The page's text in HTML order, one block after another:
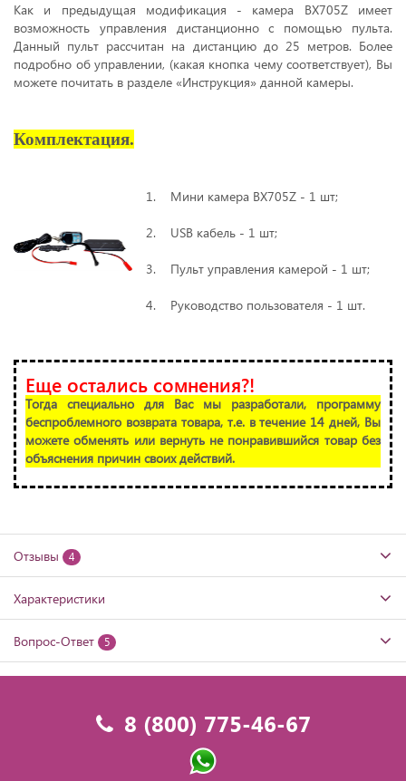
Как и предыдущая модификация - камера BX705Z имеет
возможность управления дистанционно с помощью пульта.
Данный пульт рассчитан на дистанцию до 25 метров. Более
подробно об управлении, (какая кнопка чему соответствует), Вы
можете почитать в разделе «Инструкция» данной камеры.
Комплектация.
1. Мини камера BX705Z - 1 шт;
2. USB кабель - 1 шт;
3. Пульт управления камерой - 1 шт;
4. Руководство пользователя - 1 шт.
Еще остались сомнения?!
Тогда специально для Вас мы разработали, программу
беспроблемного возврата товара, т.е. в течение 14 дней, Вы
можете обменять или вернуть не понравившийся товар без
объяснения причин своих действий.
Отзывы 4
Характеристики
Вопрос-Ответ 5
8 (800) 775-46-67